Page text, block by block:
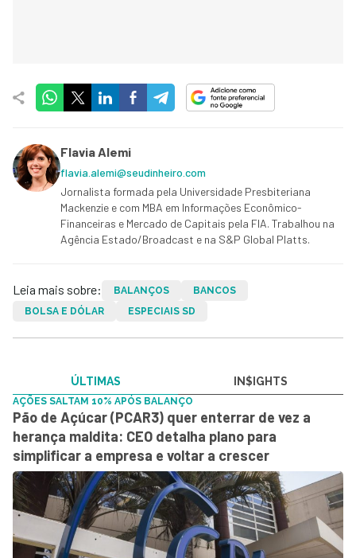
Flavia Alemi
flavia.alemi@seudinheiro.com
Jornalista formada pela Universidade Presbiteriana
Mackenzie e com MBA em Informações Econômico-
Financeiras e Mercado de Capitais pela FIA. Trabalhou na
Agência Estado/Broadcast e na S&P Global Platts.
Leia mais sobre: BALANÇOS
BANCOS
BOLSA E DÓLAR
ESPECIAIS SD
ÚLTIMAS IN$IGHTS
AÇÕES SALTAM 10% APÓS BALANÇO
Pão de Açúcar (PCAR3) quer enterrar de vez a
herança maldita: CEO detalha plano para
simplificar a empresa e voltar a crescer